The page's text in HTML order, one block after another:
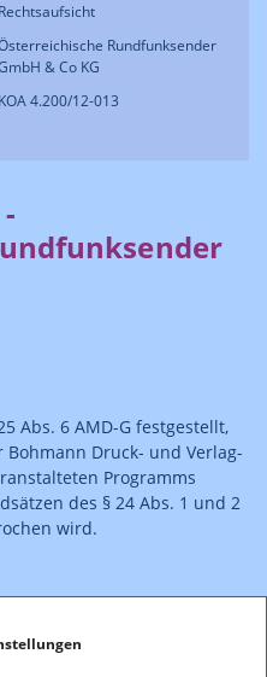
Rechtsaufsicht
Rundfunksender
& Co KG
KOA 4.200/12-013
Abs. 6 AMD-G festgestellt,
Druck- und Verlag-
Programms
des § 24 Abs. 1 und 2
wird.